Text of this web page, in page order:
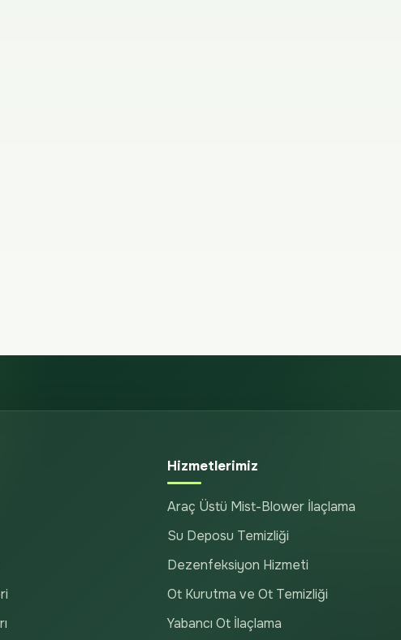
Hizmetlerimiz
Araç Üstü Mist-Blower İlaçlama
Su Deposu Temizliği
Dezenfeksiyon Hizmeti
Ot Kurutma ve Ot Temizliği
Yabancı Ot İlaçlama